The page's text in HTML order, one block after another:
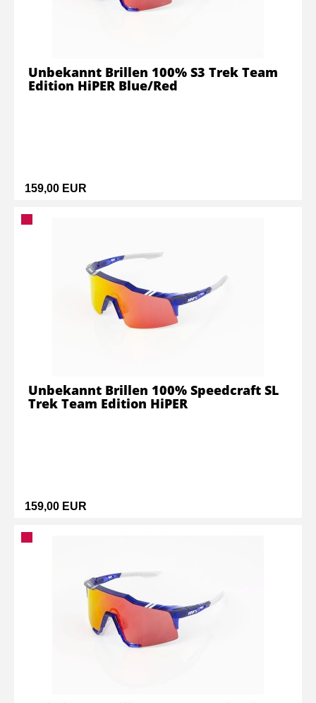
159,00 EUR
Unbekannt Brillen 100% S3 Trek Team
Edition HiPER Blue/Red
159,00 EUR
Unbekannt Brillen 100% Speedcraft SL
Trek Team Edition HiPER